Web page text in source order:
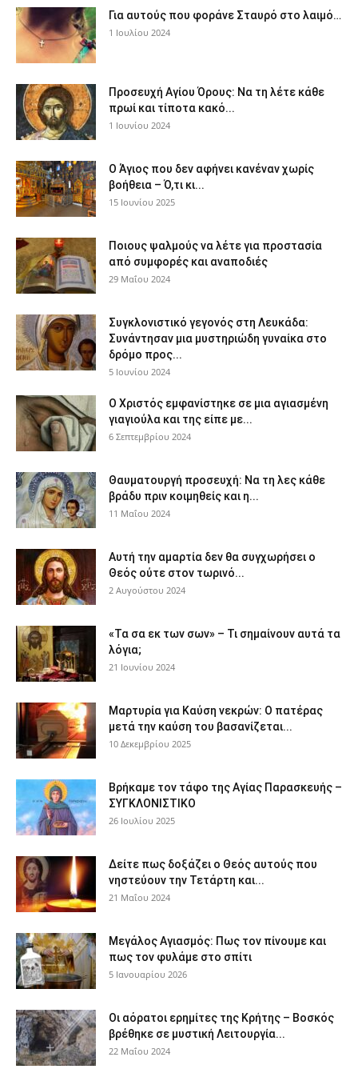
Για αυτούς που φοράνε Σταυρό στο λαιμό…
1 Ιουλίου 2024
Προσευχή Αγίου Όρους: Να τη λέτε κάθε
πρωί και τίποτα κακό...
1 Ιουνίου 2024
Ο Άγιος που δεν αφήνει κανέναν χωρίς
βοήθεια – Ό,τι κι...
15 Ιουνίου 2025
Ποιους ψαλμούς να λέτε για προστασία
από συμφορές και αναποδιές
29 Μαΐου 2024
Συγκλονιστικό γεγονός στη Λευκάδα:
Συνάντησαν μια μυστηριώδη γυναίκα στο
δρόμο προς...
5 Ιουνίου 2024
Ο Χριστός εμφανίστηκε σε μια αγιασμένη
γιαγιούλα και της είπε με...
6 Σεπτεμβρίου 2024
Θαυματουργή προσευχή: Να τη λες κάθε
βράδυ πριν κοιμηθείς και η...
11 Μαΐου 2024
Αυτή την αμαρτία δεν θα συγχωρήσει ο
Θεός ούτε στον τωρινό...
2 Αυγούστου 2024
«Τα σα εκ των σων» – Τι σημαίνουν αυτά τα
λόγια;
21 Ιουνίου 2024
Μαρτυρία για Καύση νεκρών: Ο πατέρας
μετά την καύση του βασανίζεται...
10 Δεκεμβρίου 2025
Βρήκαμε τον τάφο της Αγίας Παρασκευής –
ΣΥΓΚΛΟΝΙΣΤΙΚΟ
26 Ιουλίου 2025
Δείτε πως δοξάζει ο Θεός αυτούς που
νηστεύουν την Τετάρτη και...
21 Μαΐου 2024
Μεγάλος Αγιασμός: Πως τον πίνουμε και
πως τον φυλάμε στο σπίτι
5 Ιανουαρίου 2026
Οι αόρατοι ερημίτες της Κρήτης – Βοσκός
βρέθηκε σε μυστική Λειτουργία...
22 Μαΐου 2024